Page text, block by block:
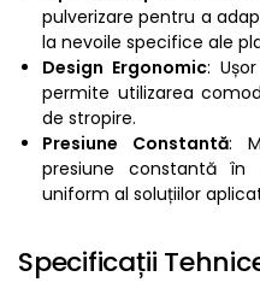
pulverizare pentru a
la nevoile specifice ale
Design Ergonomic:
permite utilizarea
de stropire.
Presiune Constantă:
presiune constantă în
uniform al soluțiilor
Specificații